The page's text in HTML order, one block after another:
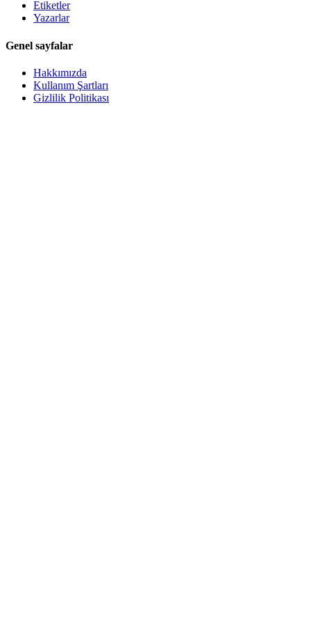
Etiketler
Yazarlar
Genel sayfalar
Hakkımızda
Kullanım Şartları
Gizlilik Politikası